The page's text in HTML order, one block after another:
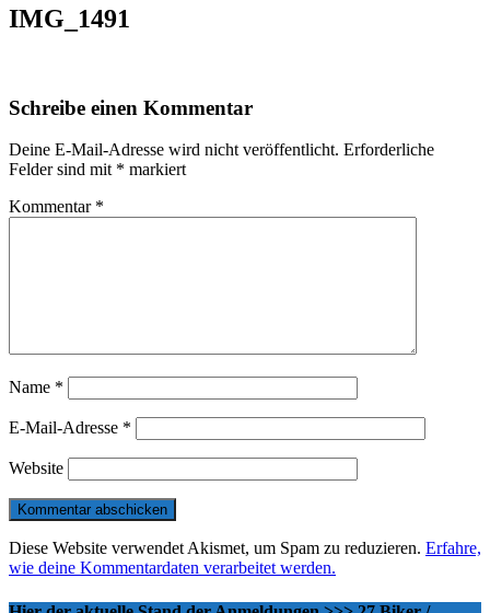
IMG_1491
Schreibe einen Kommentar
Deine E-Mail-Adresse wird nicht veröffentlicht. Erforderliche
Felder sind mit * markiert
Kommentar *
Name *
E-Mail-Adresse *
Website
Diese Website verwendet Akismet, um Spam zu reduzieren. Erfahre,
wie deine Kommentardaten verarbeitet werden.